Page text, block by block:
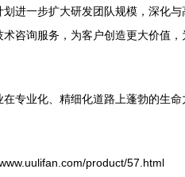
进一步扩大研发团队规模，深化
咨询服务，为客户创造更大价值
专业化、精细化道路上蓬勃的生
product/57.html